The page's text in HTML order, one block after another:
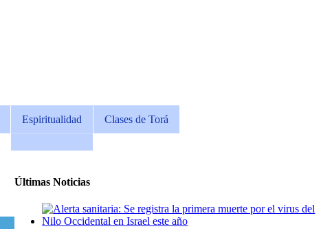
Espiritualidad Clases de Torá
Últimas Noticias